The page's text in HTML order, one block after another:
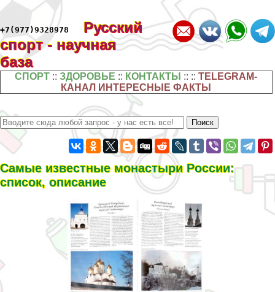
+7(977)9328978
Русский
спорт - научная
база
СПОРТ ::ЗДОРОВЬЕ :: КОНТАКТЫ :: ::TELEGRAM-
КАНАЛ ИНТЕРЕСНЫЕ ФАКТЫ
Самые известные монастыри России:
список, описание